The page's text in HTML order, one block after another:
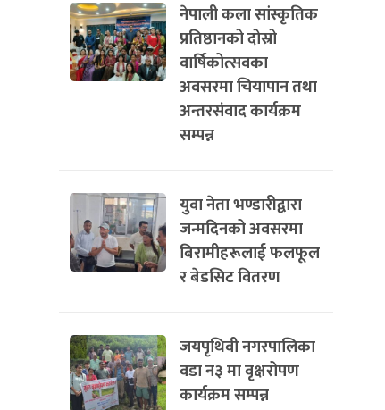
नेपाली कला सांस्कृतिक
प्रतिष्ठानको दोस्रो
वार्षिकोत्सवका
अवसरमा चियापान तथा
अन्तरसंवाद कार्यक्रम
सम्पन्न
युवा नेता भण्डारीद्वारा
जन्मदिनको अवसरमा
बिरामीहरूलाई फलफूल
र बेडसिट वितरण
जयपृथिवी नगरपालिका
वडा न३ मा वृक्षरोपण
कार्यक्रम सम्पन्न